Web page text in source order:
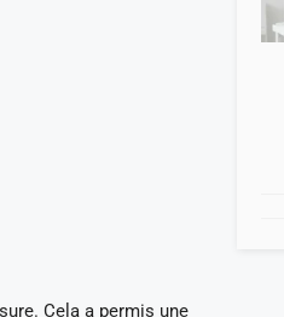
Cela a permis une